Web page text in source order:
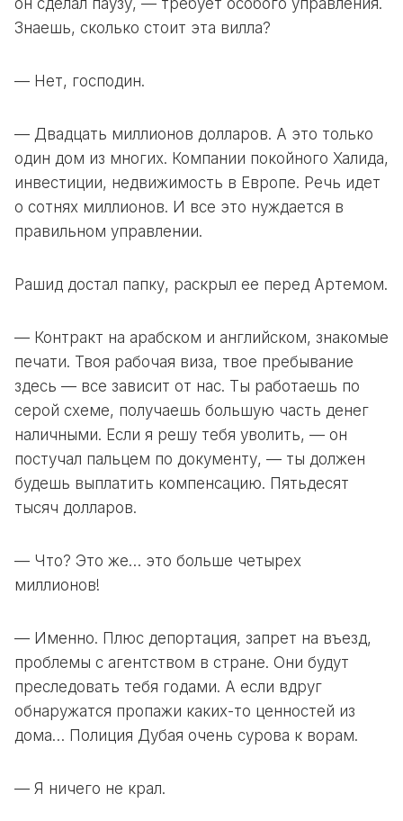
он сделал паузу, — требует особого управления.
Знаешь, сколько стоит эта вилла?
— Нет, господин.
— Двадцать миллионов долларов. А это только
один дом из многих. Компании покойного Халида,
инвестиции, недвижимость в Европе. Речь идет
о сотнях миллионов. И все это нуждается в
правильном управлении.
Рашид достал папку, раскрыл ее перед Артемом.
— Контракт на арабском и английском, знакомые
печати. Твоя рабочая виза, твое пребывание
здесь — все зависит от нас. Ты работаешь по
серой схеме, получаешь большую часть денег
наличными. Если я решу тебя уволить, — он
постучал пальцем по документу, — ты должен
будешь выплатить компенсацию. Пятьдесят
тысяч долларов.
— Что? Это же… это больше четырех
миллионов!
— Именно. Плюс депортация, запрет на въезд,
проблемы с агентством в стране. Они будут
преследовать тебя годами. А если вдруг
обнаружатся пропажи каких-то ценностей из
дома… Полиция Дубая очень сурова к ворам.
— Я ничего не крал.